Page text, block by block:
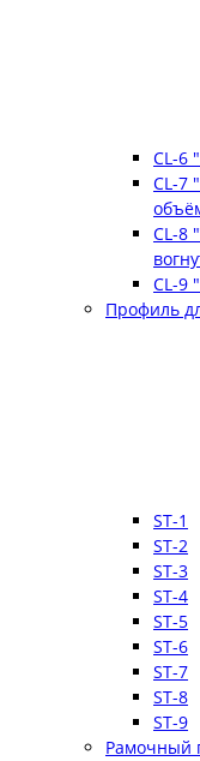
CL-6
CL-7
CL-8
CL-9
Профиль
ST-1
ST-2
ST-3
ST-4
ST-5
ST-6
ST-7
ST-8
ST-9
Рамочный